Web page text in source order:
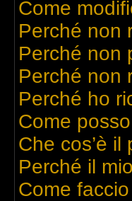
Come
Perché non
Perché non
Perché non
Perché ho
Come
Che cos’è
Perché il
Come